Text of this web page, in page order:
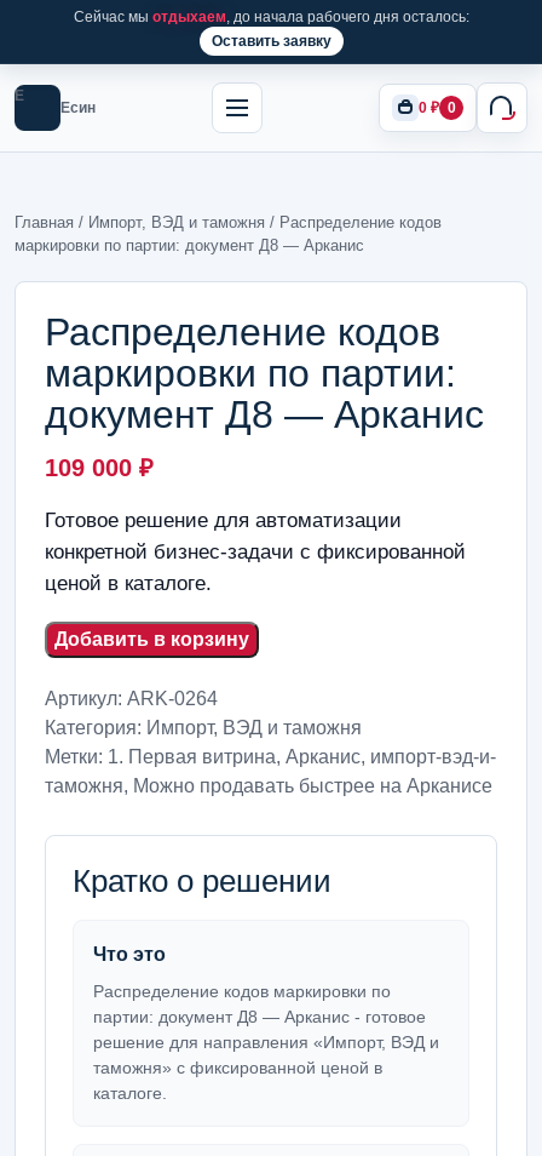
Сейчас мы отдыхаем, до начала рабочего дня осталось:
Оставить заявку
Е
Есин 0 ₽ 0
Главная / Импорт, ВЭД и таможня / Распределение кодов
маркировки по партии: документ Д8 — Арканис
Распределение кодов
маркировки по партии:
документ Д8 — Арканис
109 000 ₽
Готовое решение для автоматизации
конкретной бизнес-задачи с фиксированной
ценой в каталоге.
Добавить в корзину
Артикул: ARK-0264
Категория: Импорт, ВЭД и таможня
Метки: 1. Первая витрина, Арканис, импорт-вэд-и-
таможня, Можно продавать быстрее на Арканисе
Кратко о решении
Что это
Распределение кодов маркировки по
партии: документ Д8 — Арканис - готовое
решение для направления «Импорт, ВЭД и
таможня» с фиксированной ценой в
каталоге.